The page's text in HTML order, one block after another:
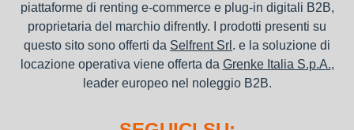
piattaforme di renting e-commerce e plug-in digitali B2B,
proprietaria del marchio difrently. I prodotti presenti su
questo sito sono offerti da Selfrent Srl . e la soluzione di
locazione operativa viene offerta da Grenke Italia S.p.A.,
leader europeo nel noleggio B2B.